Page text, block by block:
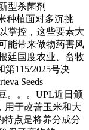
型杀菌剂
种植面对多沉挑
掌控，这些要素大
能带来做物药害风
廷国度农业、畜牧
第115/2025号决
Seeds
。。。UPL近日颁
用于改善玉米和大
特点是将养分成分